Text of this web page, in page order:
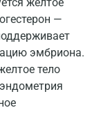
—
эмбриона.
тело